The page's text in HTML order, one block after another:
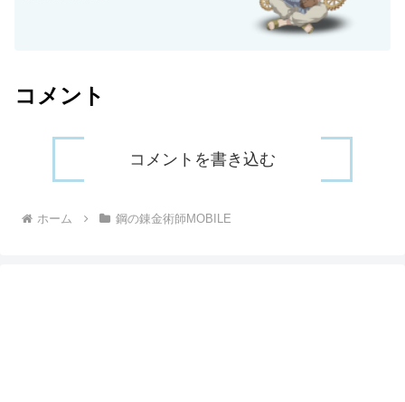
コメント
コメントを書き込む
ホーム 鋼の錬金術師MOBILE